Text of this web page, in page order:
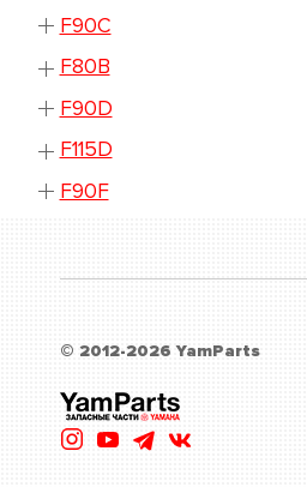
F90C
F80B
F90D
F115D
F90F
© 2012-2026 YamParts